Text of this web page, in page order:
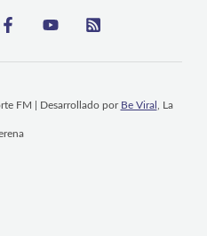
FM | Desarrollado por Be Viral , La